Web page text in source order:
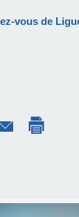
vous de